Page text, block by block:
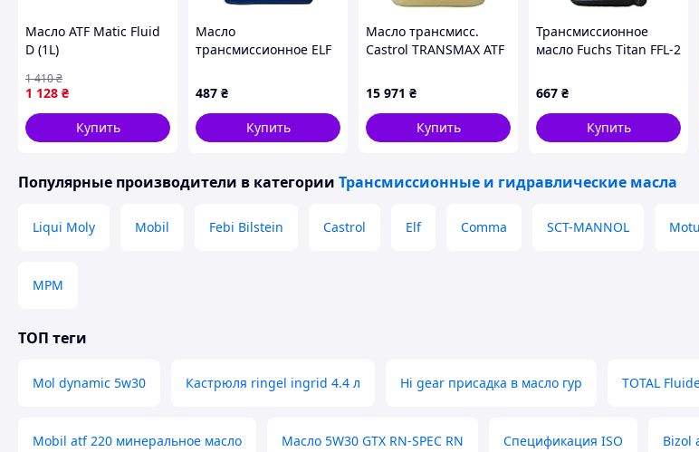
Масло ATF Matic Fluid
D (1L)
1 128 ₴
1 410₴
Купить
Масло
трансмиссионное ELF
90 1 л (194736/213863)
487 ₴
Купить
Масло трансмисс.
Castrol TRANSMAX ATF
MULTIVEHICLE, 20л,
синт.
15 971 ₴
Купить
Трансмиссионное
масло Fuchs Titan FFL-2
667 ₴
Купить
Популярные производители в категории Трансмиссионные и гидравлические масла
Liqui Moly Mobil Febi Bilstein Castrol Elf Comma SCT-MANNOL
MPM
ТОП теги
Mol dynamic 5w30 Кастрюля ringel ingrid 4.4 л Hi gear присадка в масло гур TOTAL
Mobil atf 220 минеральное масло Масло 5W30 GTX RN-SPEC RN Спецификация ISO Bizol